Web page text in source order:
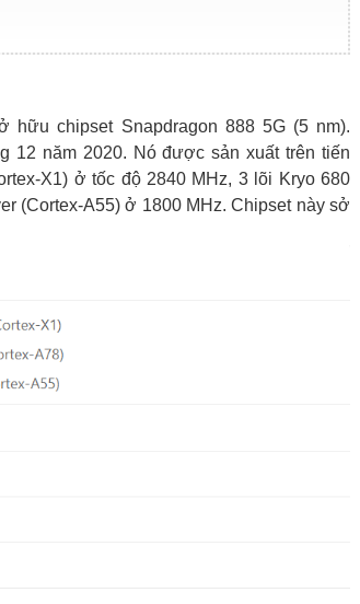
hữu chipset Snapdragon 888 5G (5 nm).
12 năm 2020. Nó được sản xuất trên tiến
X1) ở tốc độ 2840 MHz, 3 lõi Kryo 680
(Cortex-A55) ở 1800 MHz. Chipset này sở